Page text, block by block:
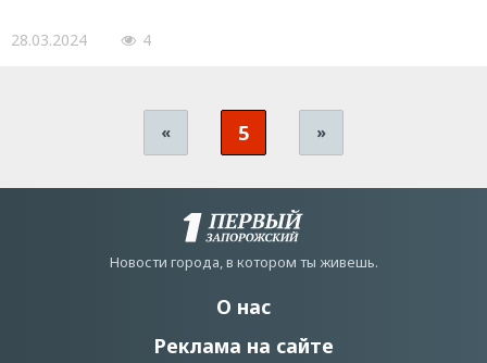
28.03.2024 4
« 5 »
Новости города, в котором ты живешь.
О нас
Реклама на сайте